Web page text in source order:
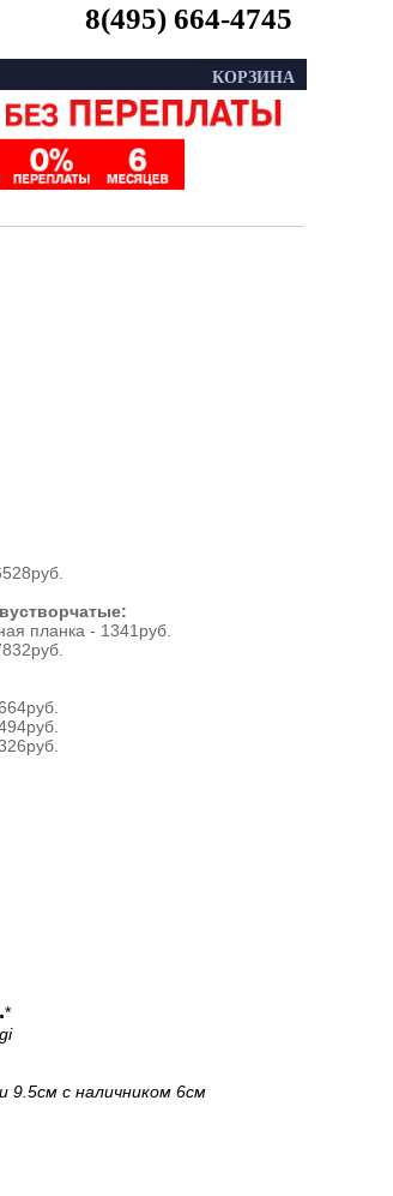
8(495) 664-4745
КОРЗИНА
планка - 1341руб.
*
9.5см с наличником 6см